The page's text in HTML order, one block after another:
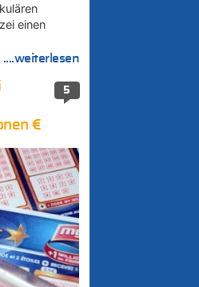
einen
....weiterlesen
5
€